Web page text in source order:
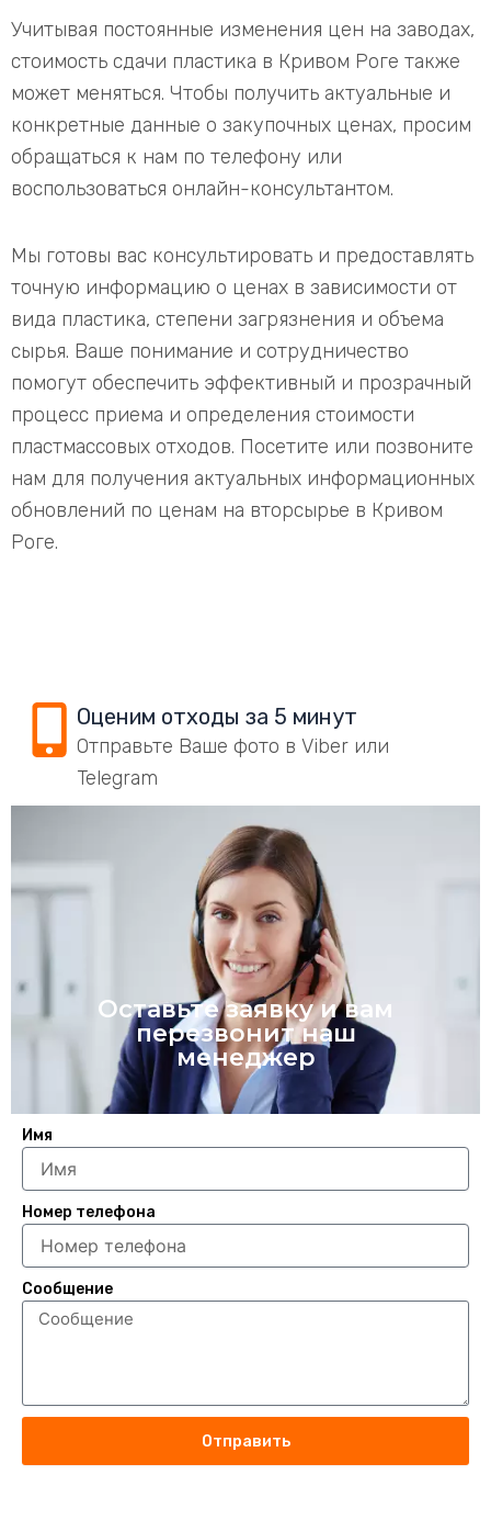
Учитывая постоянные изменения цен на заводах,
стоимость сдачи пластика в Кривом Роге также
может меняться. Чтобы получить актуальные и
конкретные данные о закупочных ценах, просим
обращаться к нам по телефону или
воспользоваться онлайн-консультантом.
Мы готовы вас консультировать и предоставлять
точную информацию о ценах в зависимости от
вида пластика, степени загрязнения и объема
сырья. Ваше понимание и сотрудничество
помогут обеспечить эффективный и прозрачный
процесс приема и определения стоимости
пластмассовых отходов. Посетите или позвоните
нам для получения актуальных информационных
обновлений по ценам на вторсырье в Кривом
Роге.
Оценим отходы за 5 минут
Отправьте Ваше фото в Viber или
Telegram
Оставьте заявку и вам
перезвонит наш
менеджер
Имя
Номер телефона
Сообщение
Отправить